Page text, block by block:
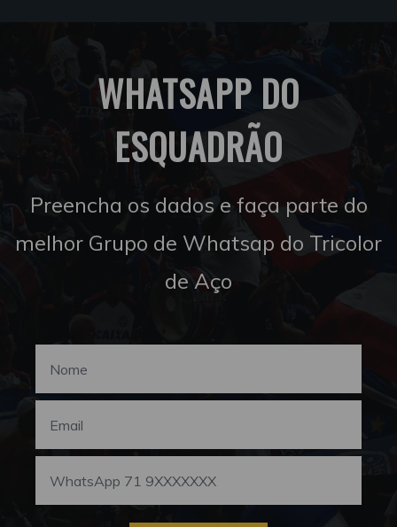
WHATSAPP DO
ESQUADRÃO
Preencha os dados e faça parte do
melhor Grupo de Whatsap do Tricolor
de Aço